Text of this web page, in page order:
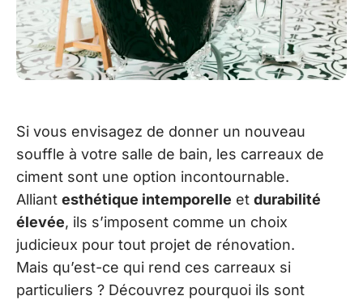
Si vous envisagez de donner un nouveau
souffle à votre salle de bain, les carreaux de
ciment sont une option incontournable.
Alliant esthétique intemporelle et durabilité
élevée, ils s’imposent comme un choix
judicieux pour tout projet de rénovation.
Mais qu’est-ce qui rend ces carreaux si
particuliers ? Découvrez pourquoi ils sont